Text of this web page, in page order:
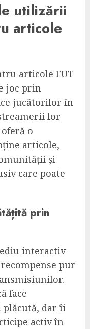
utilizării
articole
articole FUT
joc prin
jucătorilor în
lor
o
articole,
și
care poate
prin
interactiv
pur
face
plăcută, dar îi
activ în